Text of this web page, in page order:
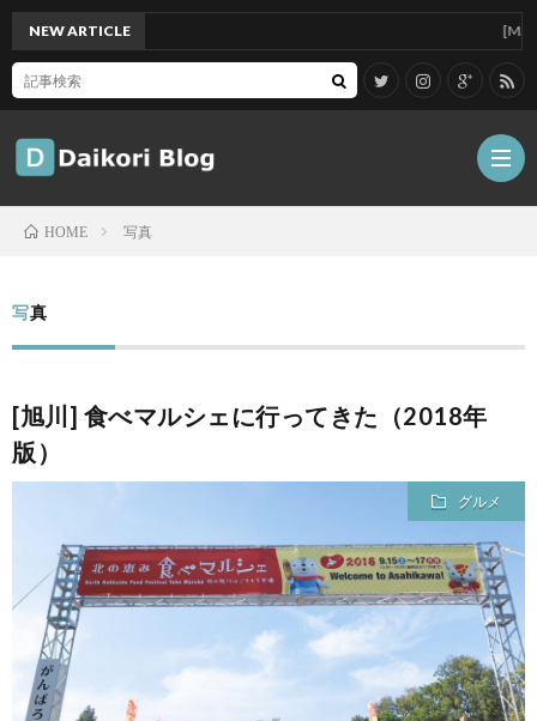
記
Tips
ジ
ェ
ッ
ト
グ
ル
メ
旅
行・
散
こ
の
NEW ARTICLE [Mac]Mac
HOME 写真
写真
[旭川] 食べマルシェに行ってきた（2018年
版）
グルメ